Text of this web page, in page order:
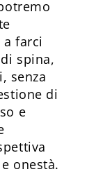
farci
spina,
senza
di
e
onestà.